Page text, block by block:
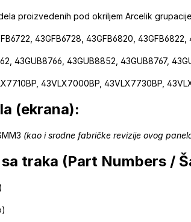
proizvedenih pod okriljem Arcelik
43GFB6728, 43GFB6820,
43GUB8766, 43GUB8852, 43GUB8767,
43VLX7000BP, 43VLX7730BP,
(ekrana):
(kao i srodne fabričke revizije ovog
traka (Part Numbers /